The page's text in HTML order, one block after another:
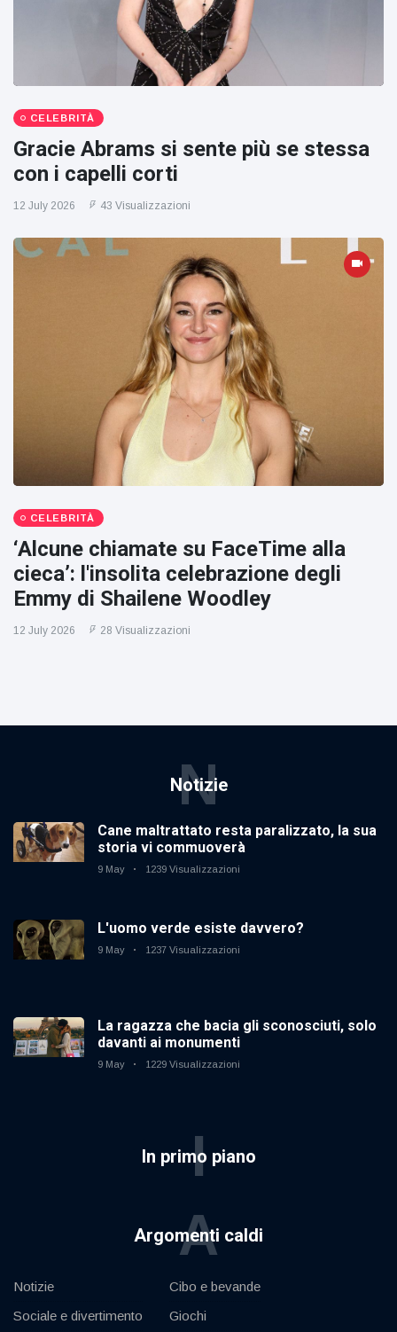
CELEBRITÀ
Gracie Abrams si sente più se stessa
con i capelli corti
12 July 2026 43 Visualizzazioni
CELEBRITÀ
‘Alcune chiamate su FaceTime alla
cieca’: l'insolita celebrazione degli
Emmy di Shailene Woodley
12 July 2026 28 Visualizzazioni
Notizie
N
Cane maltrattato resta paralizzato, la sua
storia vi commuoverà
9 May 1239 Visualizzazioni
L'uomo verde esiste davvero?
9 May 1237 Visualizzazioni
La ragazza che bacia gli sconosciuti, solo
davanti ai monumenti
9 May 1229 Visualizzazioni
In primo piano
I
Argomenti caldi
A
Notizie
Sociale e divertimento
Cibo e bevande
Giochi